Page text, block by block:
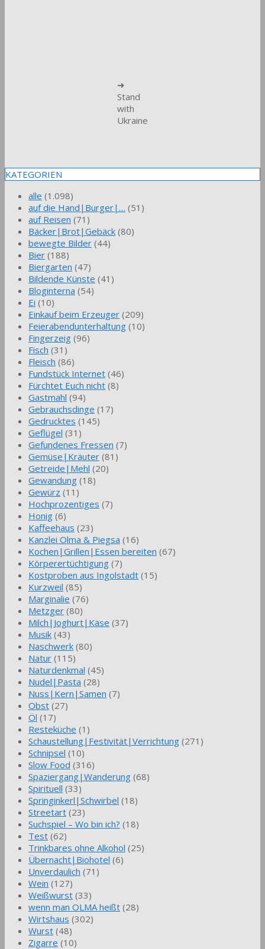
➜
Stand
with
Ukraine
KATEGORIEN
alle (1.098)
auf die Hand|Burger|… (51)
auf Reisen (71)
Bäcker|Brot|Gebäck (80)
bewegte Bilder (44)
Bier (188)
Biergarten (47)
Bildende Künste (41)
Bloginterna (54)
Ei (10)
Einkauf beim Erzeuger (209)
Feierabendunterhaltung (10)
Fingerzeig (96)
Fisch (31)
Fleisch (86)
Fundstück Internet (46)
Fürchtet Euch nicht (8)
Gastmahl (94)
Gebrauchsdinge (17)
Gedrucktes (145)
Geflügel (31)
Gefundenes Fressen (7)
Gemüse|Kräuter (81)
Getreide|Mehl (20)
Gewandung (18)
Gewürz (11)
Hochprozentiges (7)
Honig (6)
Kaffeehaus (23)
Kanzlei Olma & Piegsa (16)
Kochen|Grillen|Essen bereiten (67)
Körperertüchtigung (7)
Kostproben aus Ingolstadt (15)
Kurzweil (85)
Marginalie (76)
Metzger (80)
Milch|Joghurt|Käse (37)
Musik (43)
Naschwerk (80)
Natur (115)
Naturdenkmal (45)
Nudel|Pasta (28)
Nuss|Kern|Samen (7)
Obst (27)
Öl (17)
Resteküche (1)
Schaustellung|Festivität|Verrichtung (271)
Schnipsel (10)
Slow Food (316)
Spaziergang|Wanderung (68)
Spirituell (33)
Springinkerl|Schwirbel (18)
Streetart (23)
Suchspiel – Wo bin ich? (18)
Test (62)
Trinkbares ohne Alkohol (25)
Übernacht|Biohotel (6)
Unverdaulich (71)
Wein (127)
Weißwurst (33)
wenn man OLMA heißt (28)
Wirtshaus (302)
Wurst (48)
Zigarre (10)